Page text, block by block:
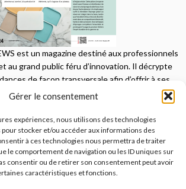
Gérer le consentement
expériences, nous utilisons des technologies
stocker et/ou accéder aux informations des
à ces technologies nous permettra de traiter
le comportement de navigation ou les ID uniques sur
consentir ou de retirer son consentement peut avoir
caractéristiques et fonctions.
est un magazine destiné aux professionnels
au grand public féru d’innovation. Il décrypte
de façon transversale afin d’offrir à ses